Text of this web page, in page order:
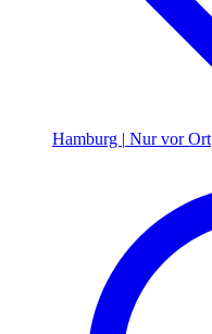
Hamburg | Nur vor Ort